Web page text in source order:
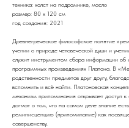
техника: холст на подрамнике, масло
размер: 80 х 120 см
год создания: 2021
Древнегреческое философское понятие
учении о природе человеческой души и
служит инструментом сбора информации
программных произведениях Платона. В
родственности предметов друг другу,
вспомнить и всё найти. Платоновская
механизм припоминания открывает доступ
догмат о том, что на самом деле знание
реминисценцию (припоминание) как
совершенству.